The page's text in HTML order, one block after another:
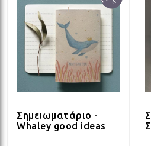
Σημειωματάριο -
Whaley good ideas